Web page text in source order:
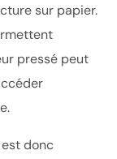
sur papier.
pressé peut
donc